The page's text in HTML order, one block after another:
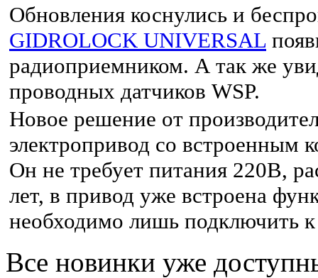
Обновления коснулись и
GIDROLOCK UNIVERSAL
радиоприемником. А так же
проводных датчиков WSP.
Новое решение от
электропривод со встроенным
Он не требует питания 220В,
лет, в привод уже встроена
необходимо лишь подключить
Все новинки уже